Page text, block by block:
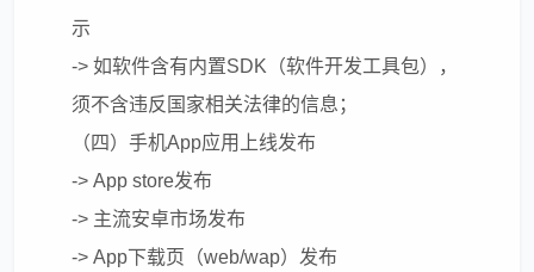
示
-> 如软件含有内置SDK（软件开发工具包），
须不含违反国家相关法律的信息；
（四）手机App应用上线发布
-> App store发布
-> 主流安卓市场发布
-> App下载页（web/wap）发布